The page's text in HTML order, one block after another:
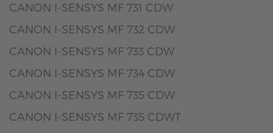
CANON I-SENSYS MF 731 CDW
CANON I-SENSYS MF 732 CDW
CANON I-SENSYS MF 733 CDW
CANON I-SENSYS MF 734 CDW
CANON I-SENSYS MF 735 CDW
CANON I-SENSYS MF 735 CDWT